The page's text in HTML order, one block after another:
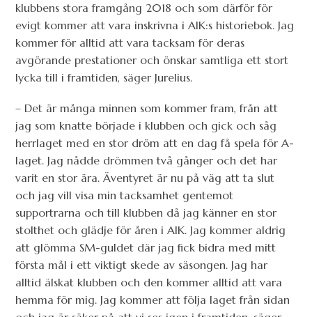
klubbens stora framgång 2018 och som därför för
evigt kommer att vara inskrivna i AIK:s historiebok. Jag
kommer för alltid att vara tacksam för deras
avgörande prestationer och önskar samtliga ett stort
lycka till i framtiden, säger Jurelius.
– Det är många minnen som kommer fram, från att
jag som knatte började i klubben och gick och såg
herrlaget med en stor dröm att en dag få spela för A-
laget. Jag nådde drömmen två gånger och det har
varit en stor ära. Äventyret är nu på väg att ta slut
och jag vill visa min tacksamhet gentemot
supportrarna och till klubben då jag känner en stor
stolthet och glädje för åren i AIK. Jag kommer aldrig
att glömma SM-guldet där jag fick bidra med mitt
första mål i ett viktigt skede av säsongen. Jag har
alltid älskat klubben och den kommer alltid att vara
hemma för mig. Jag kommer att följa laget från sidan